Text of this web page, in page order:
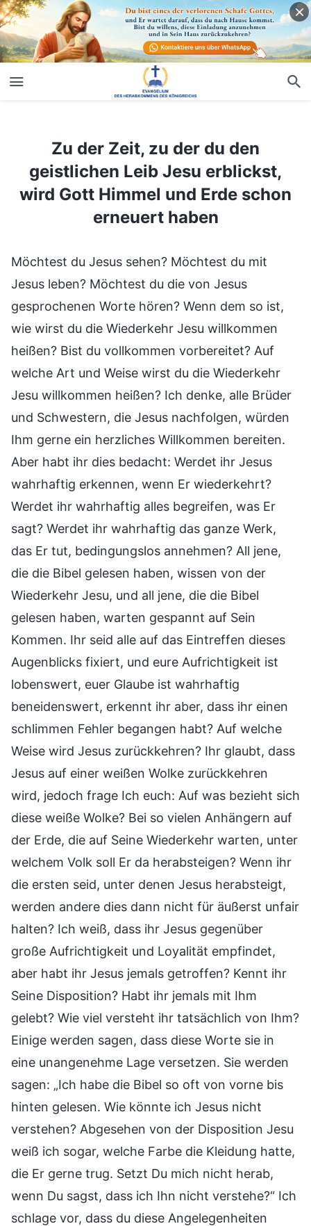
Zu der Zeit, zu der du den
geistlichen Leib Jesu erblickst,
wird Gott Himmel und Erde schon
erneuert haben
Möchtest du Jesus sehen? Möchtest du mit
Jesus leben? Möchtest du die von Jesus
gesprochenen Worte hören? Wenn dem so ist,
wie wirst du die Wiederkehr Jesu willkommen
heißen? Bist du vollkommen vorbereitet? Auf
welche Art und Weise wirst du die Wiederkehr
Jesu willkommen heißen? Ich denke, alle Brüder
und Schwestern, die Jesus nachfolgen, würden
Ihm gerne ein herzliches Willkommen bereiten.
Aber habt ihr dies bedacht: Werdet ihr Jesus
wahrhaftig erkennen, wenn Er wiederkehrt?
Werdet ihr wahrhaftig alles begreifen, was Er
sagt? Werdet ihr wahrhaftig das ganze Werk,
das Er tut, bedingungslos annehmen? All jene,
die die Bibel gelesen haben, wissen von der
Wiederkehr Jesu, und all jene, die die Bibel
gelesen haben, warten gespannt auf Sein
Kommen. Ihr seid alle auf das Eintreffen dieses
Augenblicks fixiert, und eure Aufrichtigkeit ist
lobenswert, euer Glaube ist wahrhaftig
beneidenswert, erkennt ihr aber, dass ihr einen
schlimmen Fehler begangen habt? Auf welche
Weise wird Jesus zurückkehren? Ihr glaubt, dass
Jesus auf einer weißen Wolke zurückkehren
wird, jedoch frage Ich euch: Auf was bezieht sich
diese weiße Wolke? Bei so vielen Anhängern auf
der Erde, die auf Seine Wiederkehr warten, unter
welchem Volk soll Er da herabsteigen? Wenn ihr
die ersten seid, unter denen Jesus herabsteigt,
werden andere dies dann nicht für äußerst unfair
halten? Ich weiß, dass ihr Jesus gegenüber
große Aufrichtigkeit und Loyalität empfindet,
aber habt ihr Jesus jemals getroffen? Kennt ihr
Seine Disposition? Habt ihr jemals mit Ihm
gelebt? Wie viel versteht ihr tatsächlich von Ihm?
Einige werden sagen, dass diese Worte sie in
eine unangenehme Lage versetzen. Sie werden
sagen: „Ich habe die Bibel so oft von vorne bis
hinten gelesen. Wie könnte ich Jesus nicht
verstehen? Abgesehen von der Disposition Jesu
weiß ich sogar, welche Farbe die Kleidung hatte,
die Er gerne trug. Setzt Du mich nicht herab,
wenn Du sagst, dass ich Ihn nicht verstehe?“ Ich
schlage vor, dass du diese Angelegenheiten